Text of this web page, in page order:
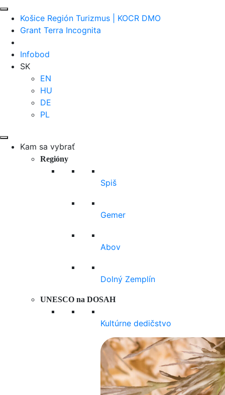
Košice Región Turizmus | KOCR DMO
Grant Terra Incognita
Infobod
SK
EN
HU
DE
PL
Kam sa vybrať
Regióny
Spiš
Gemer
Abov
Dolný Zemplín
UNESCO na DOSAH
Kultúrne dedičstvo